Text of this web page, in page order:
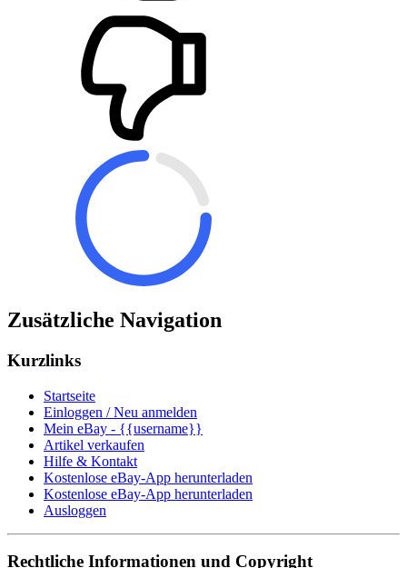
Zusätzliche Navigation
Kurzlinks
Startseite
Einloggen / Neu anmelden
Mein eBay - {{username}}
Artikel verkaufen
Hilfe & Kontakt
Kostenlose eBay-App herunterladen
Kostenlose eBay-App herunterladen
Ausloggen
Rechtliche Informationen und Copyright